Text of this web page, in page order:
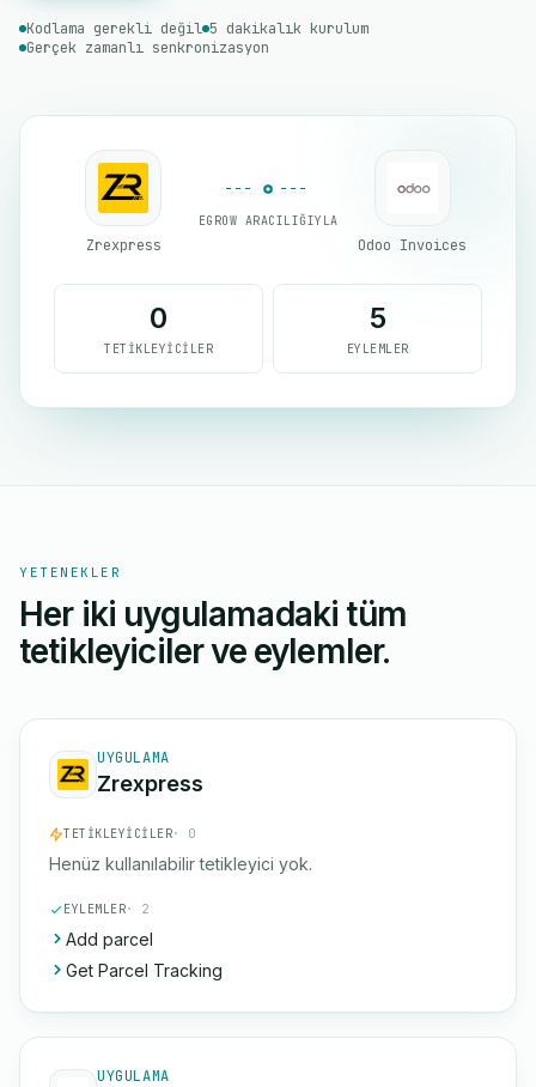
Kodlama gerekli değil 5 dakikalık kurulum
Gerçek zamanlı senkronizasyon
Zrexpress
EGROW ARACILIĞIYLA
Odoo Invoices
0
TETIKLEYICILER
5
EYLEMLER
YETENEKLER
Her iki uygulamadaki tüm
tetikleyiciler ve eylemler.
UYGULAMA
Zrexpress
TETIKLEYICILER· 0
Henüz kullanılabilir tetikleyici yok.
EYLEMLER· 2
Add parcel
Get Parcel Tracking
UYGULAMA